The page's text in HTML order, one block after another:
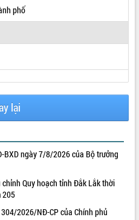
phố
lại
BXD ngày 7/8/2026 của Bộ trưởng
chỉnh Quy hoạch tỉnh Đắk Lắk thời
205
2026/NĐ-CP của Chính phủ